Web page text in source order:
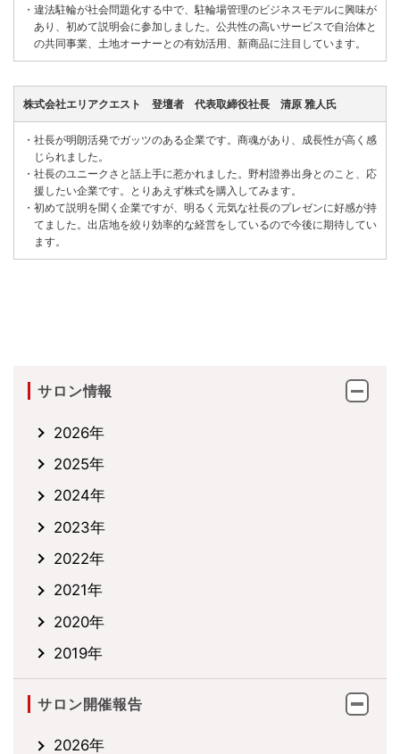
・ 違法駐輪が社会問題化する中で、駐輪場管理のビジネスモデルに興味が
あり、初めて説明会に参加しました。公共性の高いサービスで自治体と
の共同事業、土地オーナーとの有効活用、新商品に注目しています。
株式会社エリアクエスト 登壇者 代表取締役社長 清原 雅人氏
・ 社長が明朗活発でガッツのある企業です。商魂があり、成長性が高く感
じられました。
・ 社長のユニークさと話上手に惹かれました。野村證券出身とのこと、応
援したい企業です。とりあえず株式を購入してみます。
・ 初めて説明を聞く企業ですが、明るく元気な社長のプレゼンに好感が持
てました。出店地を絞り効率的な経営をしているので今後に期待してい
ます。
サロン情報
2026年
2025年
2024年
2023年
2022年
2021年
2020年
2019年
サロン開催報告
2026年